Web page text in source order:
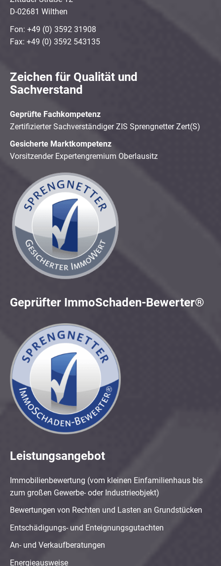
D-02681 Wilthen
Fon: +49 (0) 3592 31908
Fax: +49 (0) 3592 543135
Zeichen für Qualität und
Sachverstand
Geprüfte Fachkompetenz
Zertifizierter Sachverständiger ZIS Sprengnetter Zert(S)
Gesicherte Marktkompetenz
Vorsitzender Expertengremium Oberlausitz
Geprüfter ImmoSchaden-Bewerter®
Leistungsangebot
Immobilienbewertung (vom kleinen Einfamilienhaus bis
zum großen Gewerbe- oder Industrieobjekt)
Bewertungen von Rechten und Lasten an Grundstücken
Entschädigungs- und Enteignungsgutachten
An- und Verkaufberatungen
Energieausweise